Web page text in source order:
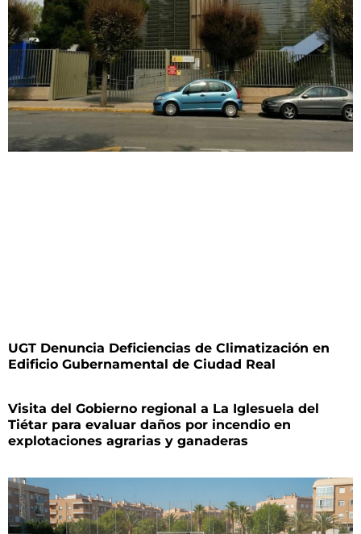
UGT Denuncia Deficiencias de Climatización en
Edificio Gubernamental de Ciudad Real
Visita del Gobierno regional a La Iglesuela del
Tiétar para evaluar daños por incendio en
explotaciones agrarias y ganaderas